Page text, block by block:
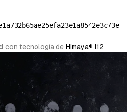
con tecnología de Himaya® i12